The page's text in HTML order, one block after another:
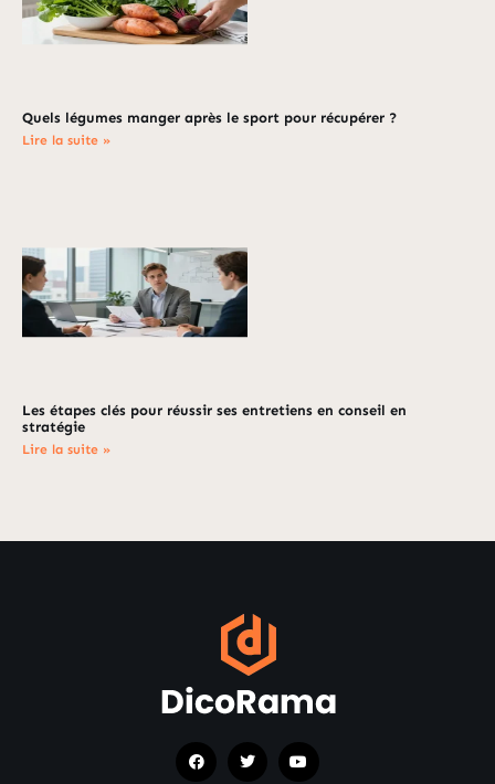
Quels légumes manger après le sport pour récupérer ?
Lire la suite »
Les étapes clés pour réussir ses entretiens en conseil en
stratégie
Lire la suite »